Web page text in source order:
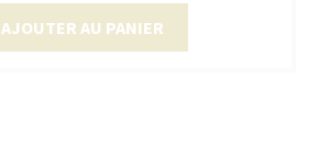
AJOUTER AU PANIER